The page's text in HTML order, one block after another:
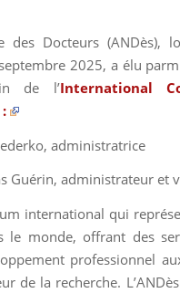
des Docteurs
2025, a élu
de l’International
administratrice
Guérin, administrateur et
international qui
le monde, offrant des
professionnel
de la recherche.